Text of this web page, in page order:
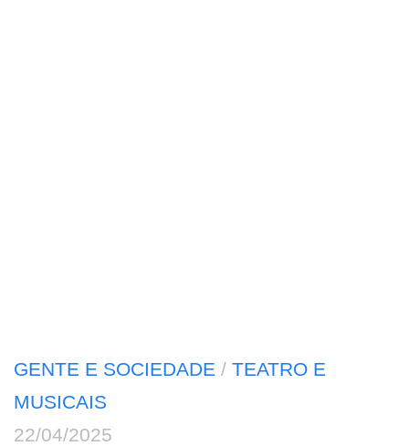
GENTE E SOCIEDADE / TEATRO E
MUSICAIS
22/04/2025